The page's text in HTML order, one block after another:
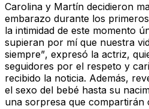
Carolina y Martín decidieron
embarazo durante los
la intimidad de este momento
supieran por mí que nuestra
siempre”, expresó la actriz,
seguidores por el respeto y
recibido la noticia. Además,
el sexo del bebé hasta su
una sorpresa que compartirán